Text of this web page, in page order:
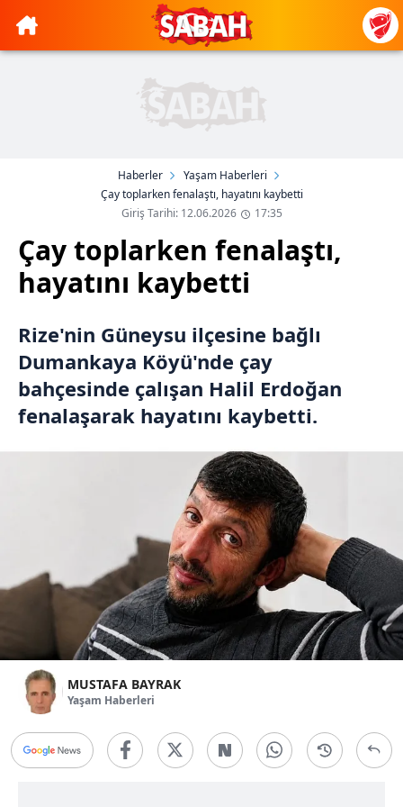
Haberler
Yaşam Haberleri
Çay toplarken fenalaştı, hayatını kaybetti
Giriş Tarihi: 12.06.2026
17:35
Çay toplarken fenalaştı,
hayatını kaybetti
Rize'nin Güneysu ilçesine bağlı
Dumankaya Köyü'nde çay
bahçesinde çalışan Halil Erdoğan
fenalaşarak hayatını kaybetti.
MUSTAFA BAYRAK
Yaşam Haberleri